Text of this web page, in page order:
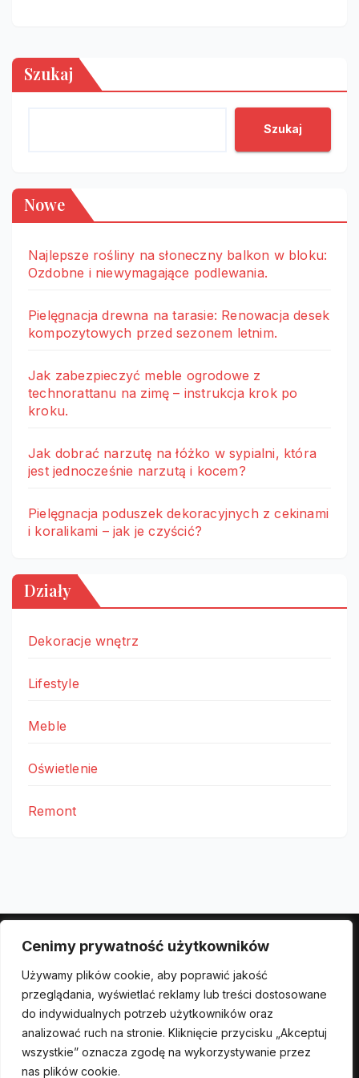
Cenimy prywatność użytkowników
Używamy plików cookie, aby poprawić jakość
przeglądania, wyświetlać reklamy lub treści dostosowane
do indywidualnych potrzeb użytkowników oraz
analizować ruch na stronie. Kliknięcie przycisku „Akceptuj
wszystkie” oznacza zgodę na wykorzystywanie przez
nas plików cookie.
Szukaj
Szukaj
Nowe
Najlepsze rośliny na słoneczny balkon w bloku:
Ozdobne i niewymagające podlewania.
Pielęgnacja drewna na tarasie: Renowacja desek
kompozytowych przed sezonem letnim.
Jak zabezpieczyć meble ogrodowe z
technorattanu na zimę – instrukcja krok po
kroku.
Jak dobrać narzutę na łóżko w sypialni, która
jest jednocześnie narzutą i kocem?
Pielęgnacja poduszek dekoracyjnych z cekinami
i koralikami – jak je czyścić?
Działy
Dekoracje wnętrz
Lifestyle
Meble
Oświetlenie
Remont
Polityka prywatności
Dom Deco